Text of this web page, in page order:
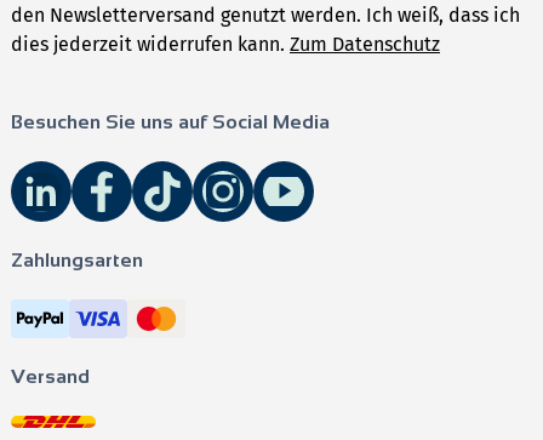
den Newsletterversand genutzt werden. Ich weiß, dass ich
dies jederzeit widerrufen kann. Zum Datenschutz
Besuchen Sie uns auf Social Media
Zahlungsarten
Versand